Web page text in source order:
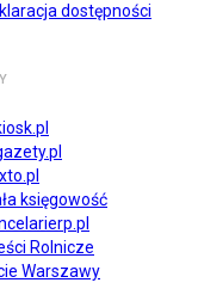
dostępności
księgowość
Rolnicze
Warszawy